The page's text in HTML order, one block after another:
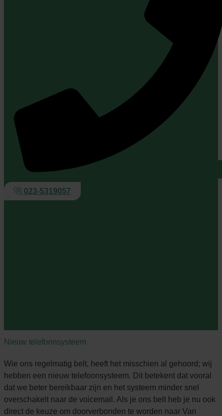
023-5319057
Nieuw telefoonsysteem
Wie ons regelmatig belt, heeft het misschien al gehoord; wij
hebben een nieuw telefoonsysteem. Dit betekent dat vooral
dat we beter bereikbaar zijn en het systeem minder snel
overschakelt naar de voicemail. Als je ons belt heb je nu ook
direct de keuze om doorverbonden te worden naar Van